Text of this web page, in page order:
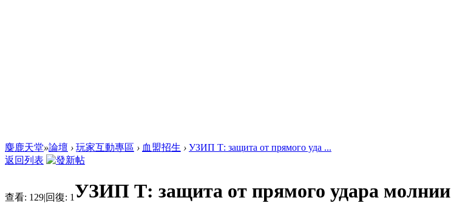
麋鹿天堂»論壇 › 玩家互動專區 › 血盟招生 › УЗИП Т: защита от прямого уда ...
返回列表
查看: 129|回復: 1УЗИП Т: защита от прямого удара молнии